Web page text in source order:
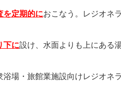
を定期的におこなう。レジオネ
下に設け、水面よりも上にある
浴場・旅館業施設向けレジオネ